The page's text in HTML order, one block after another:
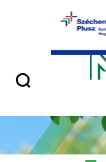
Ugrás a fő
Nyári